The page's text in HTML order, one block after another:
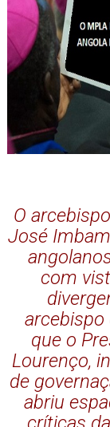
O
José
com
arcebispo
que o
Lourenço,
de
abriu